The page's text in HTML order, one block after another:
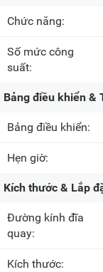
Chức năng:
Số mức công
suất:
Bảng điều khiển &
Bảng điều khiển:
Hẹn giờ:
Kích thước & Lắp
Đường kính đĩa
quay:
Kích thước: